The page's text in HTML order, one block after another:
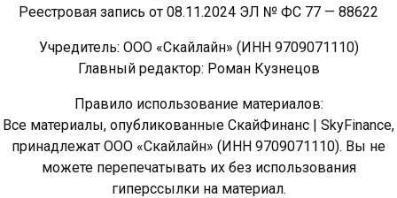
Реестровая запись от 08.11.2024 ЭЛ № ФС 77 — 88622
Учредитель: ООО «Скайлайн» (ИНН 9709071110)
Главный редактор: Роман Кузнецов
Правило использование материалов:
Все материалы, опубликованные СкайФинанс | SkyFinance,
принадлежат ООО «Скайлайн» (ИНН 9709071110). Вы не
можете перепечатывать их без использования
гиперссылки на материал.